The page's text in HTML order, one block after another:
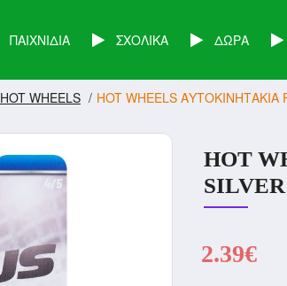
ΠΑΙΧΝΙΔΙΑ ΣΧΟΛΙΚΑ ΔΩΡΑ
HOT WHEELS HOT WHEELS ΑΥΤΟΚΙΝΗΤΑΚΙΑ
HOT
2.39€